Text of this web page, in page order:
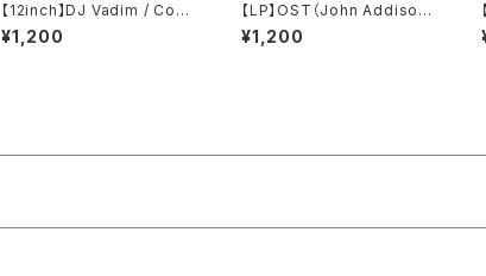
【12inch】DJ Vadim / Conq
uest Of The Irrational
¥1,200
【LP】OST（John Addison）
/ A Bridge Too Far
¥1,200